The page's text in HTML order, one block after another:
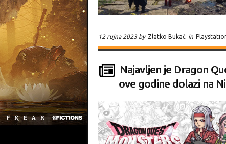
12 rujna 2023 by Zlatko Bukač in
Najavljen je Dragon
ove godine dolazi na